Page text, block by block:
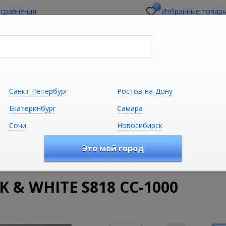
0 Избранные
Сантехника Климатическая
Душевые ограждения Душевые углы
WHITE S818 CC-1000
Санкт-Петербург
Ростов-на-Дону
Екатеринбург
Самара
Сочи Новосибирск
Это мой город